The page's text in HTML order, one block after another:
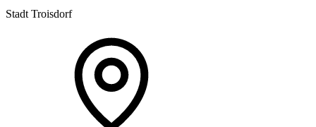
Stadt Troisdorf